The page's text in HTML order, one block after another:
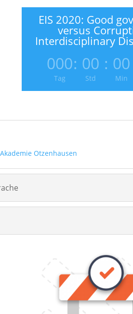
EIS 2020: Good
versus
Interdisciplinary
000
Tag
: 00
Std
: 00
Min
Otzenhausen